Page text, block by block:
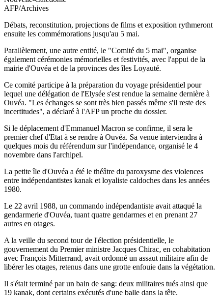
AFP/Archives
Débats, reconstitution, projections de films et exposition rythmeront
ensuite les commémorations jusqu'au 5 mai.
Parallèlement, une autre entité, le "Comité du 5 mai", organise
également cérémonies mémorielles et festivités, avec l'appui de la
mairie d'Ouvéa et de la provinces des îles Loyauté.
Ce comité participe à la préparation du voyage présidentiel pour
lequel une délégation de l'Elysée s'est rendue la semaine dernière à
Ouvéa. "Les échanges se sont très bien passés même s'il reste des
incertitudes", a déclaré à l'AFP un proche du dossier.
Si le déplacement d'Emmanuel Macron se confirme, il sera le
premier chef d'Etat à se rendre à Ouvéa. Sa venue interviendra à
quelques mois du référendum sur l'indépendance, organisé le 4
novembre dans l'archipel.
La petite île d'Ouvéa a été le théâtre du paroxysme des violences
entre indépendantistes kanak et loyaliste caldoches dans les années
1980.
Le 22 avril 1988, un commando indépendantiste avait attaqué la
gendarmerie d'Ouvéa, tuant quatre gendarmes et en prenant 27
autres en otages.
A la veille du second tour de l'élection présidentielle, le
gouvernement du Premier ministre Jacques Chirac, en cohabitation
avec François Mitterrand, avait ordonné un assaut militaire afin de
libérer les otages, retenus dans une grotte enfouie dans la végétation.
Il s'était terminé par un bain de sang: deux militaires tués ainsi que
19 kanak, dont certains exécutés d'une balle dans la tête.